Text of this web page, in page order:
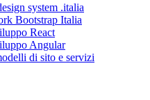
system .italia
Bootstrap Italia
React
Angular
di sito e servizi